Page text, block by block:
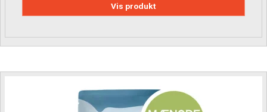
Vis produkt